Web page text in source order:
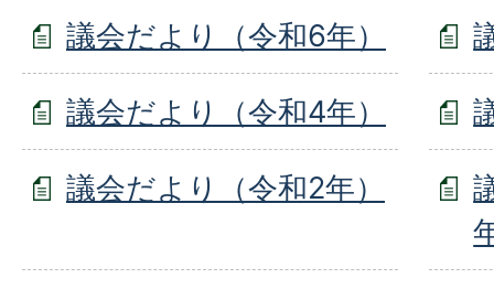
議会だより（令和6年）
議会だより（令和4年）
議会だより（令和2年）